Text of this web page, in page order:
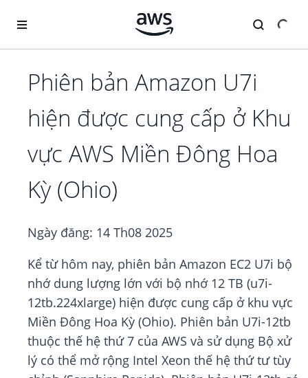
Phiên bản Amazon U7i
hiện được cung cấp ở Khu
vực AWS Miền Đông Hoa
Kỳ (Ohio)
Ngày đăng: 14 Th08 2025
Kể từ hôm nay, phiên bản Amazon EC2 U7i bộ
nhớ dung lượng lớn với bộ nhớ 12 TB (u7i-
12tb.224xlarge) hiện được cung cấp ở khu vực
Miền Đông Hoa Kỳ (Ohio). Phiên bản U7i-12tb
thuộc thế hệ thứ 7 của AWS và sử dụng Bộ xử
lý có thể mở rộng Intel Xeon thế hệ thứ tư tùy